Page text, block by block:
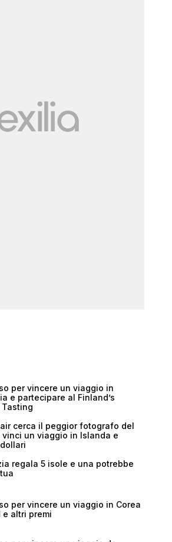
per vincere un viaggio in
e partecipare al Finland’s
cerca il peggior fotografo del
vinci un viaggio in Islanda e
regala 5 isole e una potrebbe
per vincere un viaggio in Corea
e altri premi